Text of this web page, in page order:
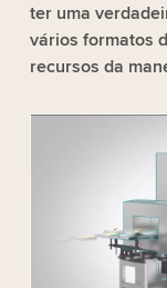
ter uma
vários formatos
recursos da
We need
We use a
content that
Please